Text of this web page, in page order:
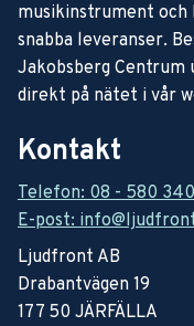
musikinstrument
snabba leveranser.
Jakobsberg
direkt på nätet i vår
Kontakt
Telefon: 08 - 580
E-post:
Ljudfront AB
Drabantvägen 19
177 50 JÄRFÄLLA